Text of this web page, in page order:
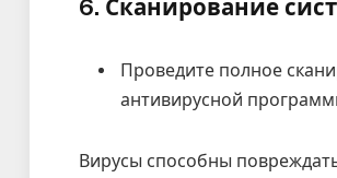
6. Сканирование
Проведите полное
антивирусной
Вирусы способны